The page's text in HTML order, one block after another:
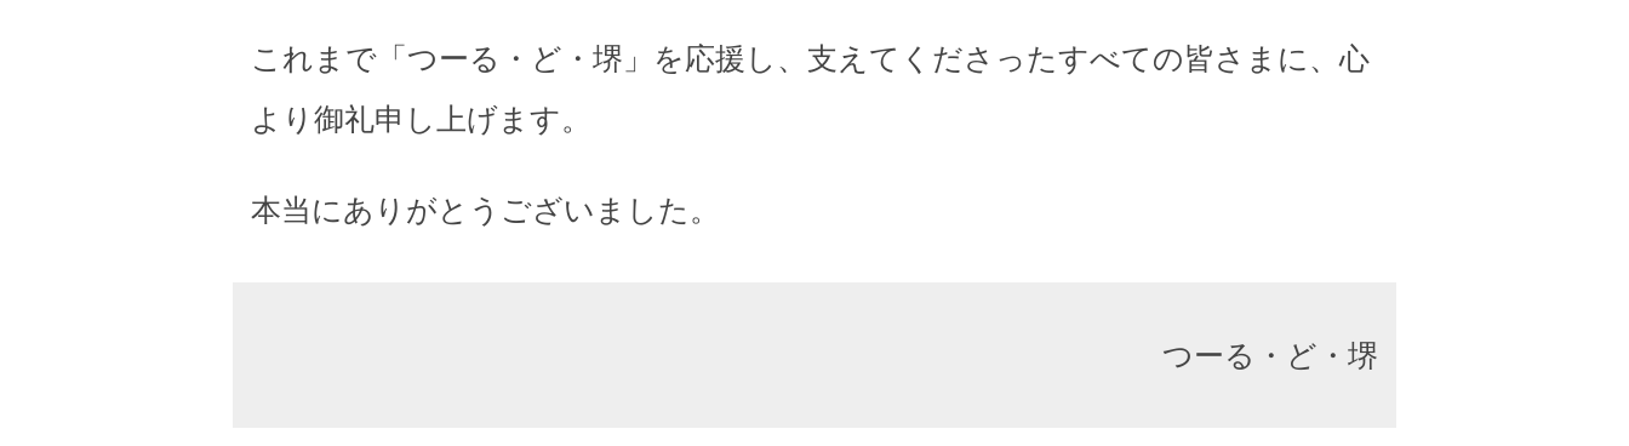
これまで「つーる・ど・堺」を応援し、支えてくださったすべての皆さまに、心
より御礼申し上げます。
本当にありがとうございました。
つーる・ど・堺